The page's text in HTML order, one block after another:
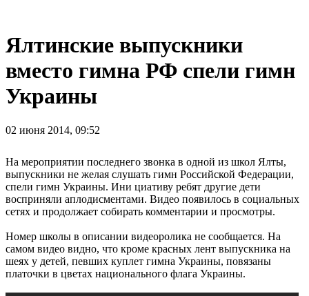
Ялтинские выпускники
вместо гимна РФ спели гимн
Украины
02 июня 2014, 09:52
На мероприятии последнего звонка в одной из школ Ялты,
выпускники не желая слушать гимн Российской Федерации,
спели гимн Украины. Ини циативу ребят другие дети
восприняли аплодисментами. Видео появилось в социальных
сетях и продолжает собирать комментарии и просмотры.
Номер школы в описании видеоролика не сообщается. На
самом видео видно, что кроме красных лент выпускника на
шеях у детей, певших куплет гимна Украины, повязаны
платочки в цветах национального флага Украины.